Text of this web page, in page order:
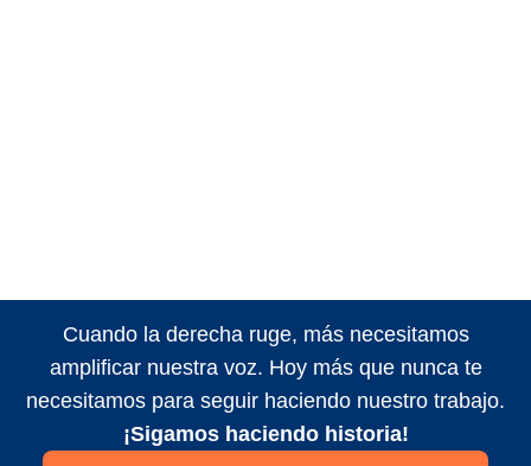
Cuando la derecha ruge, más necesitamos
amplificar nuestra voz. Hoy más que nunca te
necesitamos para seguir haciendo nuestro trabajo.
¡Sigamos haciendo historia!